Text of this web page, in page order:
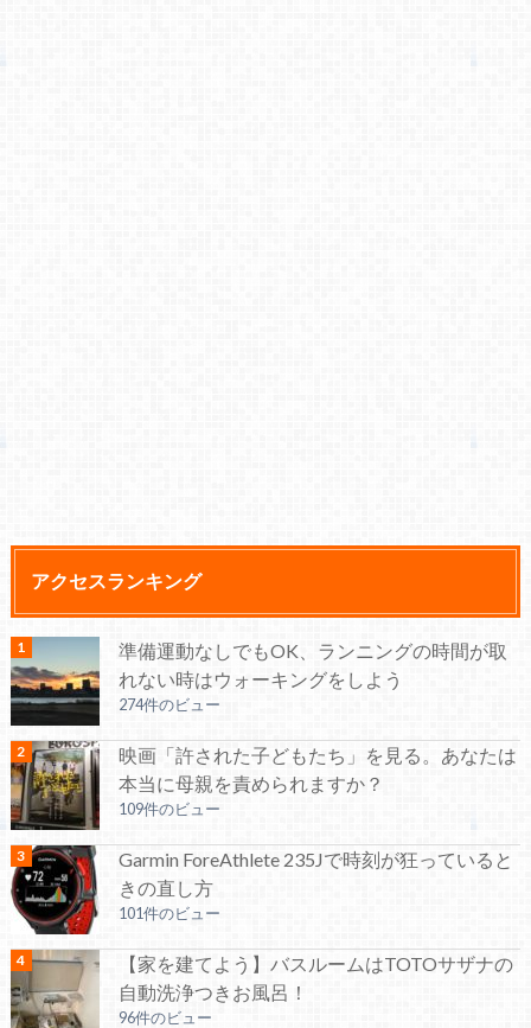
アクセスランキング
準備運動なしでもOK、ランニングの時間が取
れない時はウォーキングをしよう
274件のビュー
映画「許された子どもたち」を見る。あなたは
本当に母親を責められますか？
109件のビュー
Garmin ForeAthlete 235Jで時刻が狂っていると
きの直し方
101件のビュー
【家を建てよう】バスルームはTOTOサザナの
自動洗浄つきお風呂！
96件のビュー